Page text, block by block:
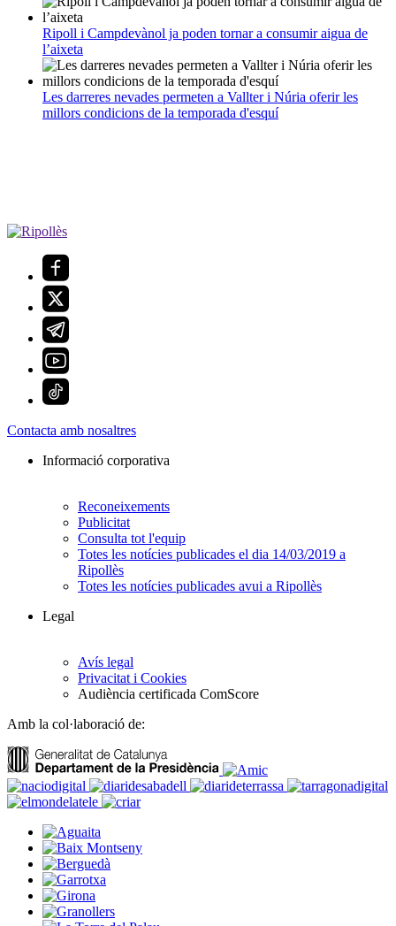
Ripoll i Campdevànol ja poden tornar a consumir aigua de
l’aixeta
Les darreres nevades permeten a Vallter i Núria oferir les
millors condicions de la temporada d'esquí
Contacta amb nosaltres
Informació corporativa
Reconeixements
Publicitat
Consulta tot l'equip
Totes les notícies publicades el dia 14/03/2019 a
Ripollès
Totes les notícies publicades avui a Ripollès
Legal
Avís legal
Privacitat i Cookies
Audiència certificada ComScore
Amb la col·laboració de: